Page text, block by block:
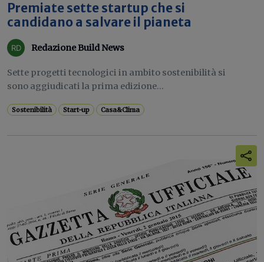
Premiate sette startup che si
candidano a salvare il pianeta
Redazione Build News
Sette progetti tecnologici in ambito sostenibilità si
sono aggiudicati la prima edizione...
Sostenibilità Start-up Casa&Clima